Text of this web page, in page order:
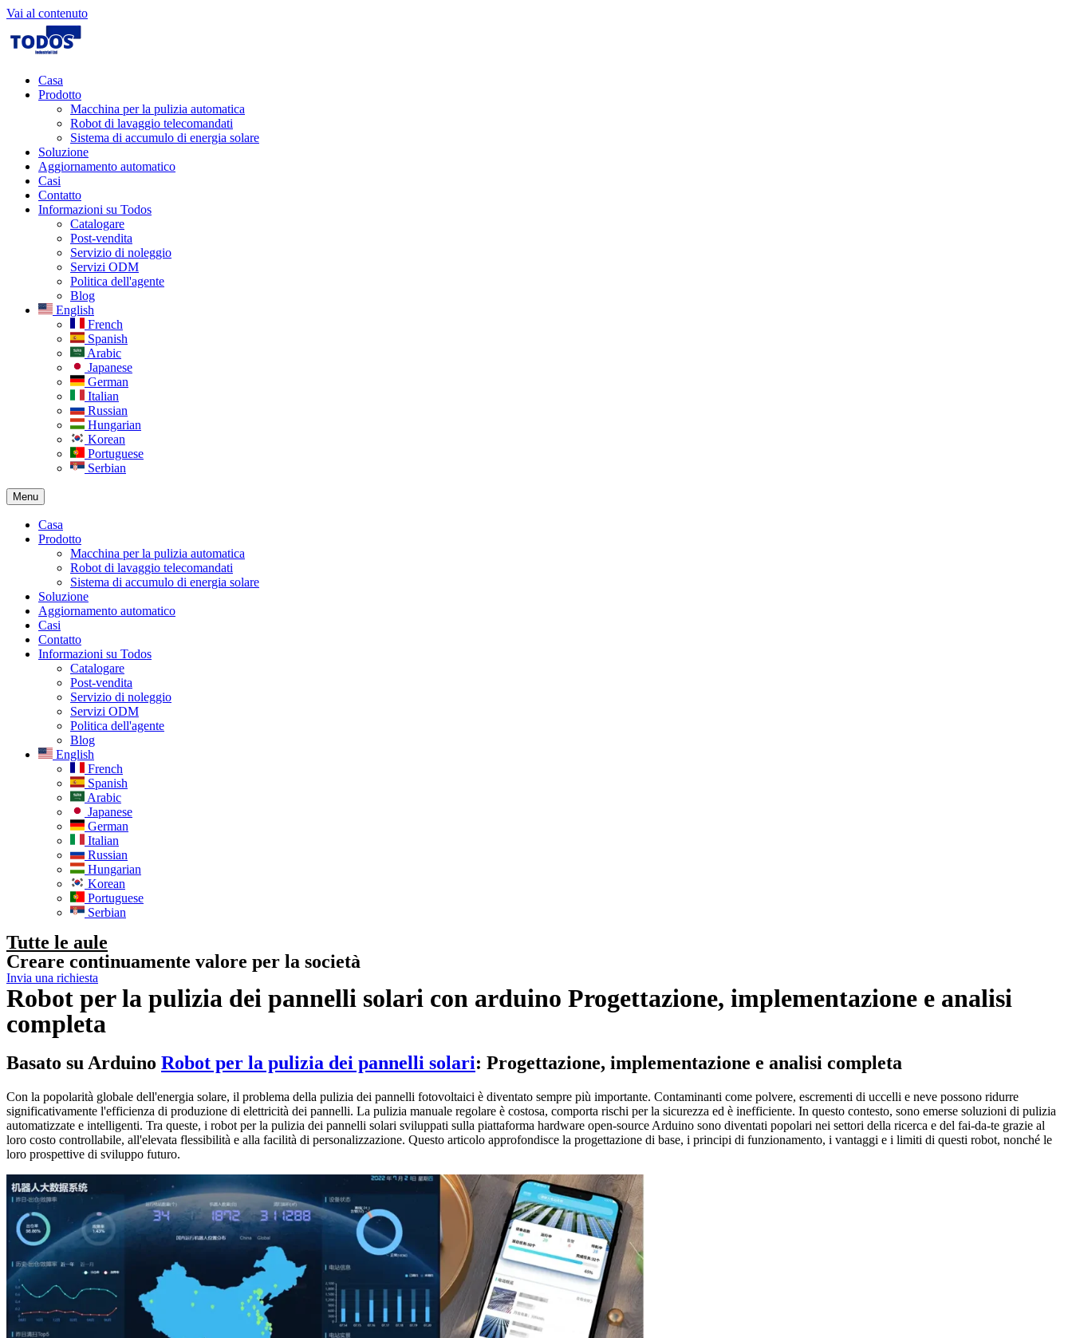
Vai al contenuto
Casa
Prodotto
Macchina per la pulizia automatica
Robot di lavaggio telecomandati
Sistema di accumulo di energia solare
Soluzione
Aggiornamento automatico
Casi
Contatto
Informazioni su Todos
Catalogare
Post-vendita
Servizio di noleggio
Servizi ODM
Politica dell'agente
Blog
English
French
Spanish
Arabic
Japanese
German
Italian
Russian
Hungarian
Korean
Portuguese
Serbian
Menu
Casa
Prodotto
Macchina per la pulizia automatica
Robot di lavaggio telecomandati
Sistema di accumulo di energia solare
Soluzione
Aggiornamento automatico
Casi
Contatto
Informazioni su Todos
Catalogare
Post-vendita
Servizio di noleggio
Servizi ODM
Politica dell'agente
Blog
English
French
Spanish
Arabic
Japanese
German
Italian
Russian
Hungarian
Korean
Portuguese
Serbian
Tutte le aule
Creare continuamente valore per la società
Invia una richiesta
Robot per la pulizia dei pannelli solari con arduino Progettazione, implementazione e analisi
completa
Basato su Arduino Robot per la pulizia dei pannelli solari: Progettazione, implementazione e analisi completa
Con la popolarità globale dell'energia solare, il problema della pulizia dei pannelli fotovoltaici è diventato sempre più importante. Contaminanti come polvere, escrementi di uccelli e neve possono ridurre
significativamente l'efficienza di produzione di elettricità dei pannelli. La pulizia manuale regolare è costosa, comporta rischi per la sicurezza ed è inefficiente. In questo contesto, sono emerse soluzioni di pulizia
automatizzate e intelligenti. Tra queste, i robot per la pulizia dei pannelli solari sviluppati sulla piattaforma hardware open-source Arduino sono diventati popolari nei settori della ricerca e del fai-da-te grazie al
loro costo controllabile, all'elevata flessibilità e alla facilità di personalizzazione. Questo articolo approfondisce la progettazione di base, i principi di funzionamento, i vantaggi e i limiti di questi robot, nonché le
loro prospettive di sviluppo futuro.